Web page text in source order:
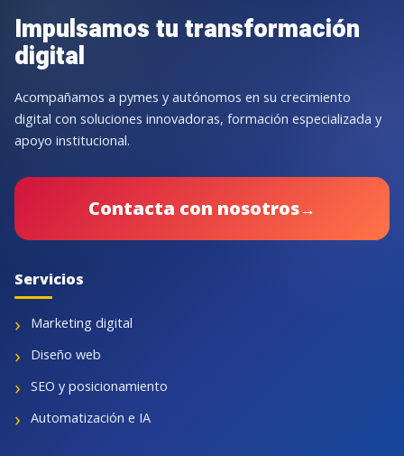
Impulsamos tu transformación
digital
Acompañamos a pymes y autónomos en su crecimiento
digital con soluciones innovadoras, formación especializada y
apoyo institucional.
Contacta con nosotros→
Servicios
Marketing digital
Diseño web
SEO y posicionamiento
Automatización e IA